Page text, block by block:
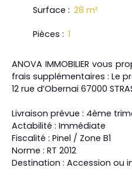
Surface : 28 m²
Pièces : 1
ANOVA IMMOBILIER vous
frais supplémentaires : Le
12 rue d’Obernai 67000
Livraison prévue : 4ème
Actabilité : Immédiate
Fiscalité : Pinel / Zone B1
Norme : RT 2012
Destination : Accession ou